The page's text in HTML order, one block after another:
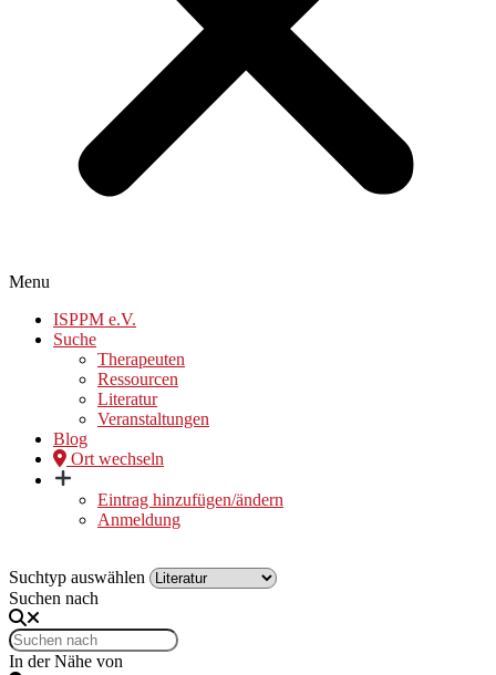
Menu
ISPPM e.V.
Suche
Therapeuten
Ressourcen
Literatur
Veranstaltungen
Blog
Ort wechseln
Eintrag hinzufügen/ändern
Anmeldung
Suchtyp auswählen
Suchen nach
In der Nähe von